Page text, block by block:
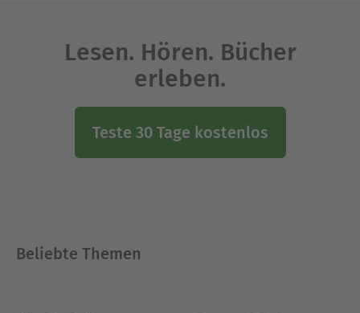
Lesen. Hören. Bücher
erleben.
Teste 30 Tage kostenlos
Beliebte Themen